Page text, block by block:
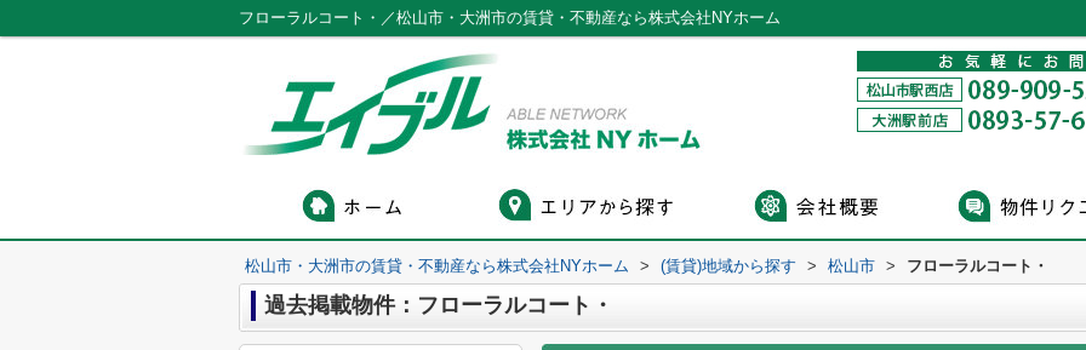
フローラルコート・／松山市・大洲市の賃貸・不動産なら株式会社NYホーム
松山市・大洲市の賃貸・不動産なら株式会社NYホーム > (賃貸)地域から探す > 松山市 > フローラルコート・
過去掲載物件：フローラルコート・